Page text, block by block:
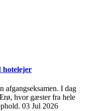
hotelejer
afgangseksamen. I dag
hvor gæster fra hele
03 Jul 2026